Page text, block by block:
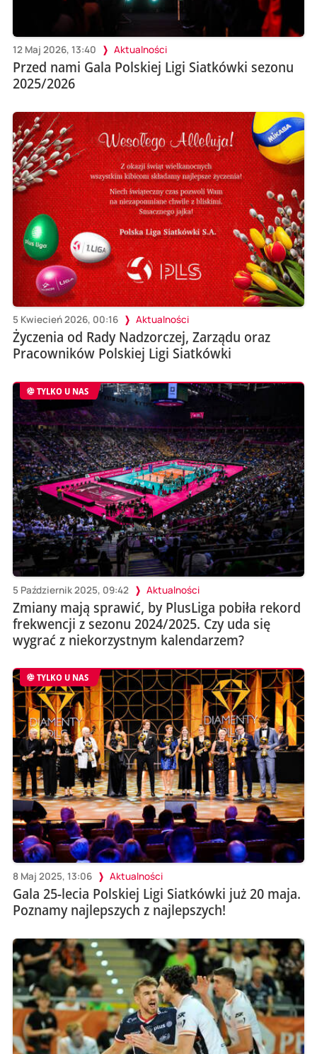
12 Maj 2026, 13:40 Aktualności
Przed nami Gala Polskiej Ligi Siatkówki sezonu
2025/2026
5 Kwiecień 2026, 00:16 Aktualności
Życzenia od Rady Nadzorczej, Zarządu oraz
Pracowników Polskiej Ligi Siatkówki
TYLKO U NAS
5 Październik 2025, 09:42 Aktualności
Zmiany mają sprawić, by PlusLiga pobiła rekord
frekwencji z sezonu 2024/2025. Czy uda się
wygrać z niekorzystnym kalendarzem?
TYLKO U NAS
8 Maj 2025, 13:06 Aktualności
Gala 25-lecia Polskiej Ligi Siatkówki już 20 maja.
Poznamy najlepszych z najlepszych!